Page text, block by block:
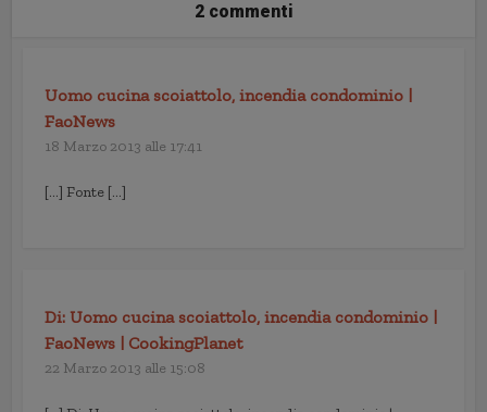
2 commenti
Uomo cucina scoiattolo, incendia condominio |
FaoNews
18 Marzo 2013 alle 17:41
[…] Fonte […]
Di: Uomo cucina scoiattolo, incendia condominio |
FaoNews | CookingPlanet
22 Marzo 2013 alle 15:08